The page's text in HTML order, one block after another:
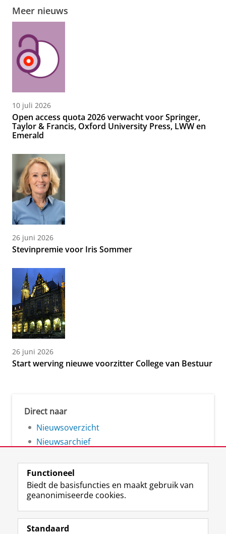
Meer nieuws
10 juli 2026
Open access quota 2026 verwacht voor Springer,
Taylor & Francis, Oxford University Press, LWW en
Emerald
26 juni 2026
Stevinpremie voor Iris Sommer
26 juni 2026
Start werving nieuwe voorzitter College van Bestuur
Direct naar
Nieuwsoverzicht
Nieuwsarchief
Volg de RUG
F
a
L
i
R
S
I
n
Y
o
Functioneel
Biedt de basisfuncties en maakt gebruik van
geanonimiseerde cookies.
Standaard